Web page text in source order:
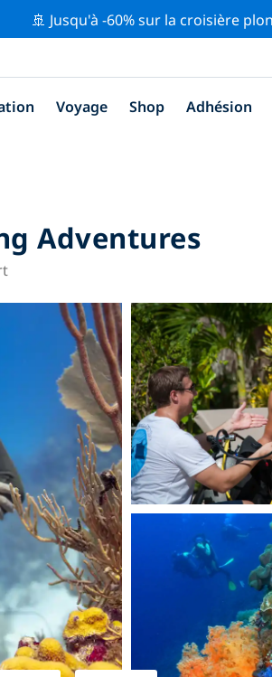
🚢 Jusqu'à -60% sur la croisière
Voyage Shop Adhésion
Adventures